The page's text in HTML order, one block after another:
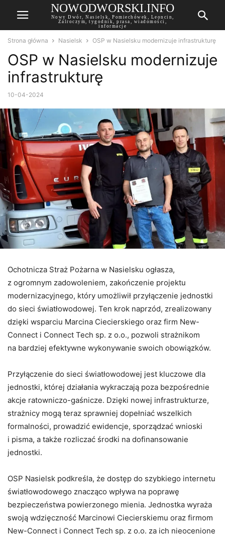
NOWODWORSKI.INFO
Nowy Dwór, Nasielsk, Pomiechówek, Leoncin,
Zalroczym, tygodnik, prasa, wiadomości,
informacje
Strona główna Nasielsk OSP w Nasielsku modernizuje infrastrukturę
OSP w Nasielsku modernizuje
infrastrukturę
10-04-2024
Ochotnicza Straż Pożarna w Nasielsku ogłasza,
z ogromnym zadowoleniem, zakończenie projektu
modernizacyjnego, który umożliwił przyłączenie jednostki
do sieci światłowodowej. Ten krok naprzód, zrealizowany
dzięki wsparciu Marcina Ciecierskiego oraz firm New-
Connect i Connect Tech sp. z o.o., pozwoli strażnikom
na bardziej efektywne wykonywanie swoich obowiązków.
Przyłączenie do sieci światłowodowej jest kluczowe dla
jednostki, której działania wykraczają poza bezpośrednie
akcje ratowniczo-gaśnicze. Dzięki nowej infrastrukturze,
strażnicy mogą teraz sprawniej dopełniać wszelkich
formalności, prowadzić ewidencje, sporządzać wnioski
i pisma, a także rozliczać środki na dofinansowanie
jednostki.
OSP Nasielsk podkreśla, że dostęp do szybkiego internetu
światłowodowego znacząco wpływa na poprawę
bezpieczeństwa powierzonego mienia. Jednostka wyraża
swoją wdzięczność Marcinowi Ciecierskiemu oraz firmom
New-Connect i Connect Tech sp. z o.o. za ich nieocenione